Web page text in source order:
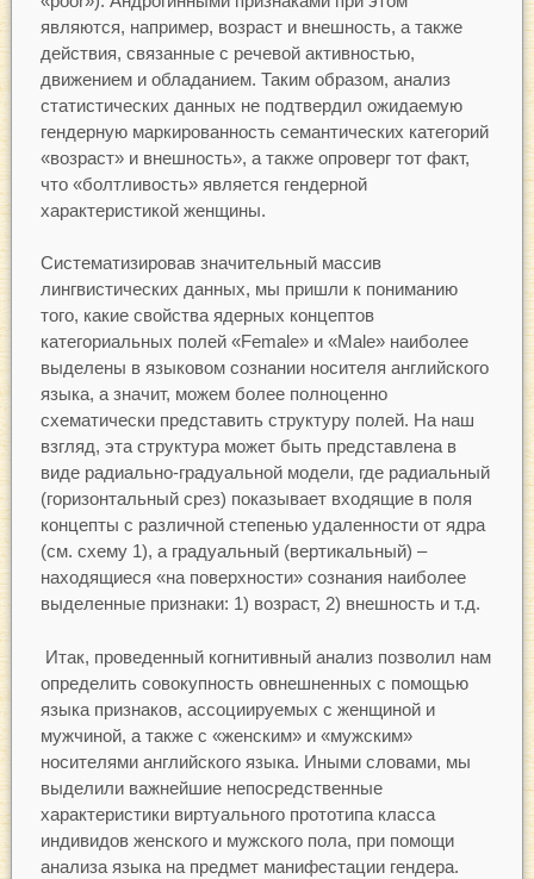
являются, например, возраст и внешность, а также
действия, связанные с речевой активностью,
движением и обладанием. Таким образом, анализ
статистических данных не подтвердил ожидаемую
гендерную маркированность семантических категорий
«возраст» и внешность», а также опроверг тот факт,
что «болтливость» является гендерной
характеристикой женщины.
Систематизировав значительный массив
лингвистических данных, мы пришли к пониманию
того, какие свойства ядерных концептов
категориальных полей «Female» и «Male» наиболее
выделены в языковом сознании носителя английского
языка, а значит, можем более полноценно
схематически представить структуру полей. На наш
взгляд, эта структура может быть представлена в
виде радиально-градуальной модели, где радиальный
(горизонтальный срез) показывает входящие в поля
концепты с различной степенью удаленности от ядра
(см. схему 1), а градуальный (вертикальный) –
находящиеся «на поверхности» сознания наиболее
выделенные признаки: 1) возраст, 2) внешность и т.д.
Итак, проведенный когнитивный анализ позволил нам
определить совокупность овнешненных с помощью
языка признаков, ассоциируемых с женщиной и
мужчиной, а также с «женским» и «мужским»
носителями английского языка. Иными словами, мы
выделили важнейшие непосредственные
характеристики виртуального прототипа класса
индивидов женского и мужского пола, при помощи
анализа языка на предмет манифестации гендера.